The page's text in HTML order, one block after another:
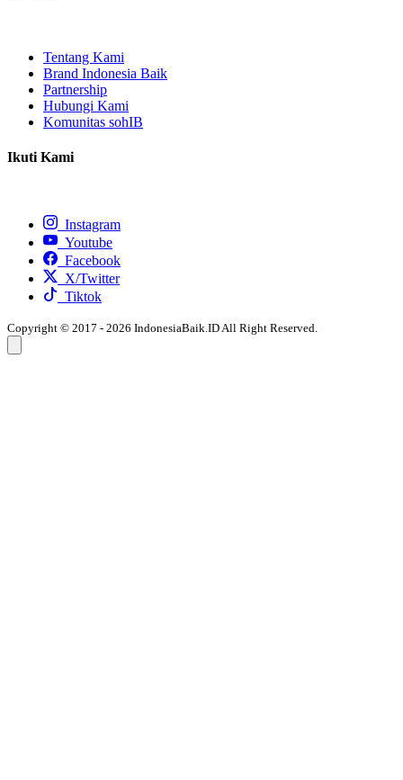
Tentang Kami
Brand Indonesia Baik
Partnership
Hubungi Kami
Komunitas sohIB
Ikuti Kami
Instagram
Youtube
Facebook
X/Twitter
Tiktok
Copyright © 2017 - 2026 IndonesiaBaik.ID All Right Reserved.